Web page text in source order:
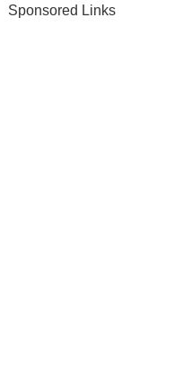
Sponsored Links